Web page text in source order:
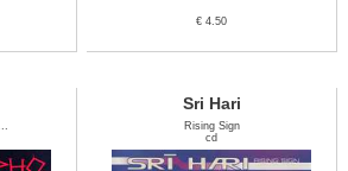
€ 4.50
Sri Hari
Rising Sign
cd